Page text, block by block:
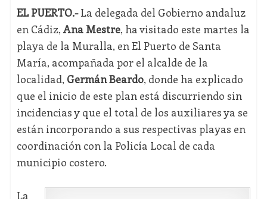
EL PUERTO.-La delegada del Gobierno andaluz
en Cádiz, Ana Mestre, ha visitado este martes la
playa de la Muralla, en El Puerto de Santa
María, acompañada por el alcalde de la
localidad, Germán Beardo, donde ha explicado
que el inicio de este plan está discurriendo sin
incidencias y que el total de los auxiliares ya se
están incorporando a sus respectivas playas en
coordinación con la Policía Local de cada
municipio costero.
La